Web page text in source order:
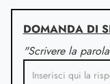
DOMANDA DI
"Scrivere la